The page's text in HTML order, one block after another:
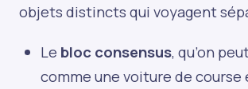
objets distincts qui voyagent
Le bloc consensus, qu’on
comme une voiture de course